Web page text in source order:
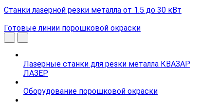
Станки лазерной резки металла от 1.5 до 30 кВт
Готовые линии порошковой окраски
Лазерные станки для резки металла КВАЗАР
ЛАЗЕР
Оборудование порошковой окраски